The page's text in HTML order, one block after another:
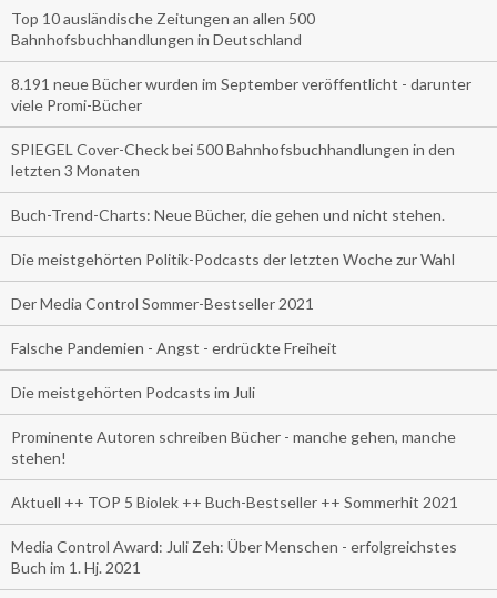
Top 10 ausländische Zeitungen an allen 500
Bahnhofsbuchhandlungen in Deutschland
8.191 neue Bücher wurden im September veröffentlicht - darunter
viele Promi-Bücher
SPIEGEL Cover-Check bei 500 Bahnhofsbuchhandlungen in den
letzten 3 Monaten
Buch-Trend-Charts: Neue Bücher, die gehen und nicht stehen.
Die meistgehörten Politik-Podcasts der letzten Woche zur Wahl
Der Media Control Sommer-Bestseller 2021
Falsche Pandemien - Angst - erdrückte Freiheit
Die meistgehörten Podcasts im Juli
Prominente Autoren schreiben Bücher - manche gehen, manche
stehen!
Aktuell ++ TOP 5 Biolek ++ Buch-Bestseller ++ Sommerhit 2021
Media Control Award: Juli Zeh: Über Menschen - erfolgreichstes
Buch im 1. Hj. 2021